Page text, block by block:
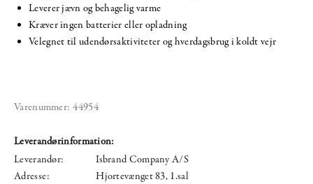
Leverer jævn og behagelig varme
Kræver ingen batterier eller opladning
Velegnet til udendørsaktiviteter og hverdagsbrug i koldt vejr
Varenummer: 44954
Leverandørinformation:
Leverandør:
Isbrand Company A/S
Adresse:
Hjortevænget 83, 1.sal